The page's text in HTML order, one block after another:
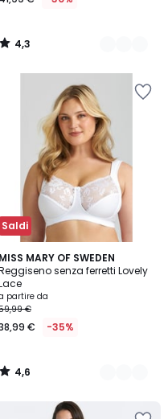
4,3
/
Saldi
MISS MARY OF SWEDEN
senza ferretti Lovely
partire da
€
€ -35%
4,6
/ 5
5
4,6
/